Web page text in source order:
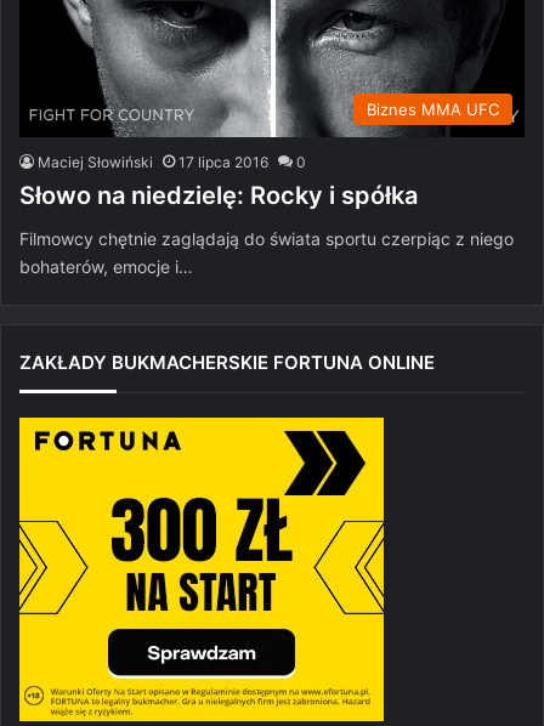
Biznes MMA UFC
Maciej Słowiński 17 lipca 2016 0
Słowo na niedzielę: Rocky i spółka
Filmowcy chętnie zaglądają do świata sportu czerpiąc z niego
bohaterów, emocje i…
ZAKŁADY BUKMACHERSKIE FORTUNA ONLINE